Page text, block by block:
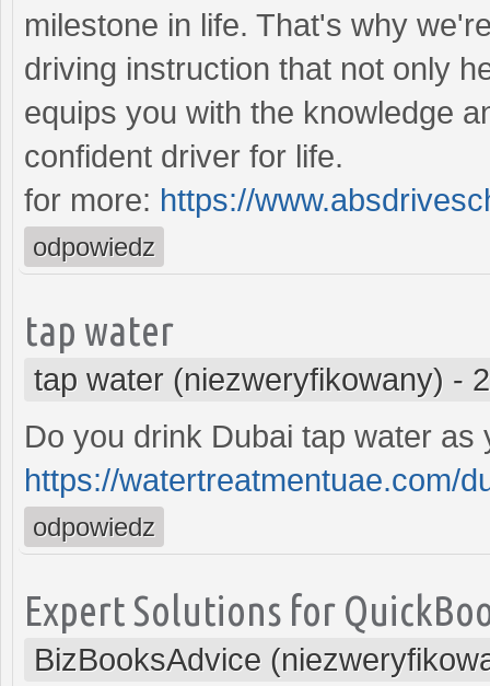
milestone in life. That's why
driving instruction that not only
equips you with the knowledge
confident driver for life.
for more: https://
odpowiedz
tap water
tap water (niezweryfikowany) -
Do you drink Dubai tap water
https://watertreatmentuae.com/
odpowiedz
Expert Solutions for
BizBooksAdvice